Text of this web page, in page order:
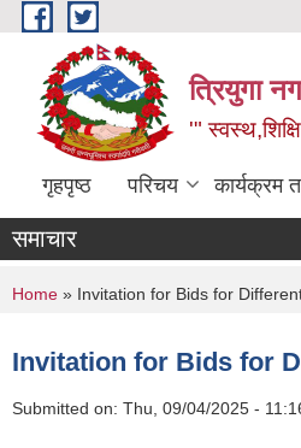
Skip to main content
त्रियुगा
'"
गृहपृष्ठ परिचय कार्यक्रम
समाचार
You are here
Home » Invitation for Bids for
Invitation for Bids for
Submitted on: Thu, 09/04/2025 -